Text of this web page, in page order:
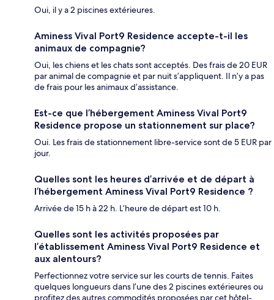
Oui, il y a 2 piscines extérieures.
Aminess Vival Port9 Residence accepte-t-il les
animaux de compagnie?
Oui, les chiens et les chats sont acceptés. Des frais de 20 EUR
par animal de compagnie et par nuit s’appliquent. Il n’y a pas
de frais pour les animaux d’assistance.
Est-ce que l’hébergement Aminess Vival Port9
Residence propose un stationnement sur place?
Oui. Les frais de stationnement libre-service sont de 5 EUR par
jour.
Quelles sont les heures d’arrivée et de départ à
l’hébergement Aminess Vival Port9 Residence ?
Arrivée de 15 h à 22 h. L’heure de départ est 10 h.
Quelles sont les activités proposées par
l’établissement Aminess Vival Port9 Residence et
aux alentours?
Perfectionnez votre service sur les courts de tennis. Faites
quelques longueurs dans l’une des 2 piscines extérieures ou
profitez des autres commodités proposées par cet hôtel-